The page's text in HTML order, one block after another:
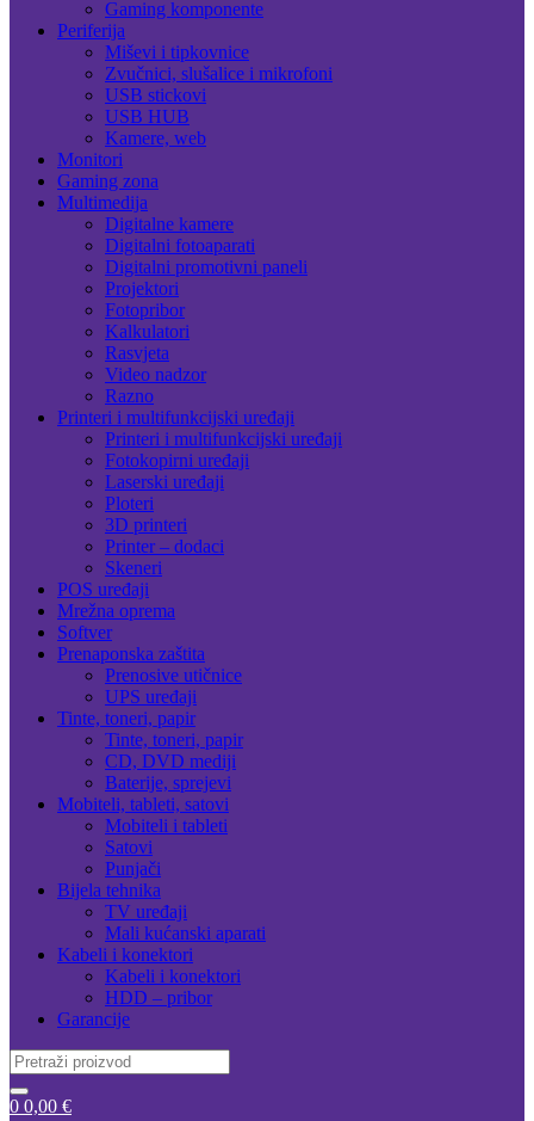
Gaming komponente
Periferija
Miševi i tipkovnice
Zvučnici, slušalice i mikrofoni
USB stickovi
USB HUB
Kamere, web
Monitori
Gaming zona
Multimedija
Digitalne kamere
Digitalni fotoaparati
Digitalni promotivni paneli
Projektori
Fotopribor
Kalkulatori
Rasvjeta
Video nadzor
Razno
Printeri i multifunkcijski uređaji
Printeri i multifunkcijski uređaji
Fotokopirni uređaji
Laserski uređaji
Ploteri
3D printeri
Printer – dodaci
Skeneri
POS uređaji
Mrežna oprema
Softver
Prenaponska zaštita
Prenosive utičnice
UPS uređaji
Tinte, toneri, papir
Tinte, toneri, papir
CD, DVD mediji
Baterije, sprejevi
Mobiteli, tableti, satovi
Mobiteli i tableti
Satovi
Punjači
Bijela tehnika
TV uređaji
Mali kućanski aparati
Kabeli i konektori
Kabeli i konektori
HDD – pribor
Garancije
Search
for:
0 0,00 €